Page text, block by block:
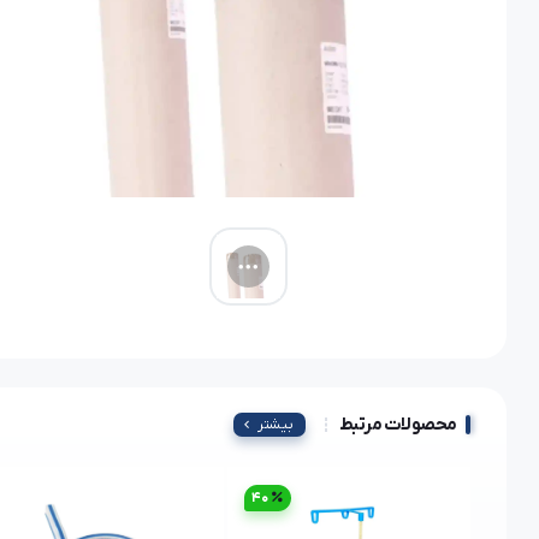
محصولات مرتبط بیشتر
40